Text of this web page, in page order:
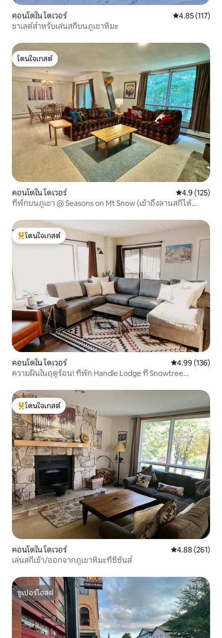
คอนโดใน โดเวอร์ คะแนนเฉลี่ย
4.85 (117)
ชาเลต์สำหรับเล่นสกีบนภูเขาหิมะ
โดนใจเกสต์
โดนใจเกสต์
คอนโดใน โดเวอร์ คะแนนเฉลี่ย
4.9 (125)
ที่พักบนภูเขา @ Seasons on Mt Snow (เข้าถึงลานสกีได้
โดนใจเกสต์ที่สุด
โดนใจเกสต์
คอนโดใน โดเวอร์ คะแนนเฉลี่ย
4.99 (136)
ความฝันในฤดูร้อน! ที่พัก Handle Lodge ที่ Snowtree
โดนใจเกสต์ที่สุด
โดนใจเกสต์
คอนโดใน โดเวอร์ คะแนนเฉลี่ย
4.88 (261)
เล่นสกีเข้า/ออกจากภูเขาหิมะที่ซีซั่นส์
ซูเปอร์โฮสต์
ซูเปอร์โฮสต์